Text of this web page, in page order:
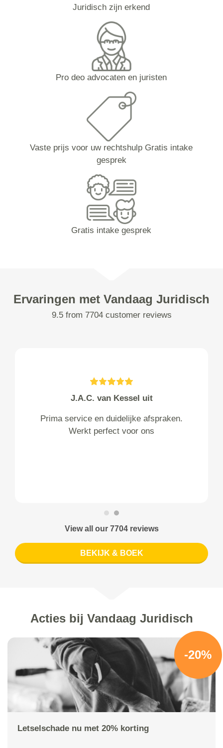
Juridisch zijn erkend
Pro deo advocaten en juristen
Vaste prijs voor uw rechtshulp Gratis intake
gesprek
Gratis intake gesprek
Ervaringen met Vandaag Juridisch
9.5 from 7704 customer reviews
J.A.C. van Kessel uit
Prima service en duidelijke afspraken.
Werkt perfect voor ons
View all our 7704 reviews
BEKIJK & BOEK
Acties bij Vandaag Juridisch
-20%
Letselschade nu met 20% korting